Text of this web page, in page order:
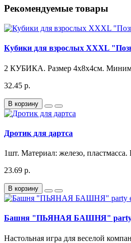
Рекомендуемые товары
Кубики для взрослых XXXL
2 КУБИКА. Размер 4х8х4см.
32.45 р.
В корзину
Дротик для дартса
1шт. Материал: железо,
23.69 р.
В корзину
Башня "ПЬЯНАЯ БАШНЯ" party
Настольная игра для веселой